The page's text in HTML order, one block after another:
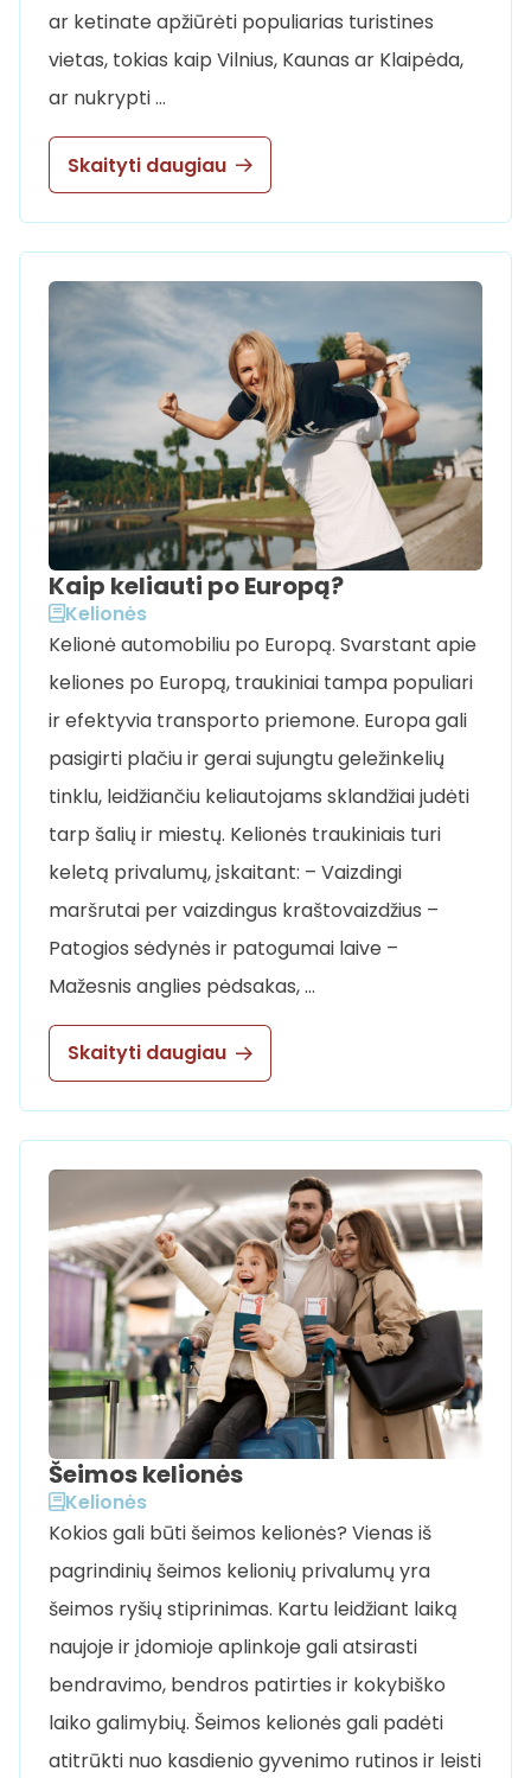
ar ketinate apžiūrėti populiarias turistines
vietas, tokias kaip Vilnius, Kaunas ar Klaipėda,
ar nukrypti …
Skaityti daugiau
Kaip keliauti po Europą?
Kelionės
Kelionė automobiliu po Europą. Svarstant apie
keliones po Europą, traukiniai tampa populiari
ir efektyvia transporto priemone. Europa gali
pasigirti plačiu ir gerai sujungtu geležinkelių
tinklu, leidžiančiu keliautojams sklandžiai judėti
tarp šalių ir miestų. Kelionės traukiniais turi
keletą privalumų, įskaitant: – Vaizdingi
maršrutai per vaizdingus kraštovaizdžius –
Patogios sėdynės ir patogumai laive –
Mažesnis anglies pėdsakas, …
Skaityti daugiau
Šeimos kelionės
Kelionės
Kokios gali būti šeimos kelionės? Vienas iš
pagrindinių šeimos kelionių privalumų yra
šeimos ryšių stiprinimas. Kartu leidžiant laiką
naujoje ir įdomioje aplinkoje gali atsirasti
bendravimo, bendros patirties ir kokybiško
laiko galimybių. Šeimos kelionės gali padėti
atitrūkti nuo kasdienio gyvenimo rutinos ir leisti